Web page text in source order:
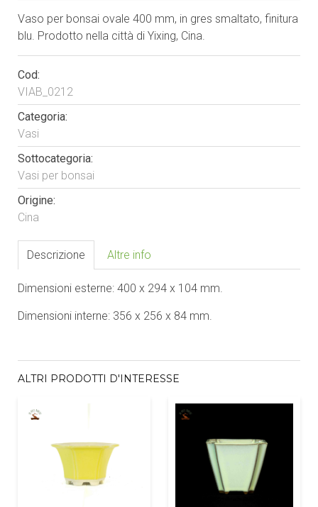
Vaso per bonsai ovale 400 mm, in gres smaltato, finitura
blu. Prodotto nella città di Yixing, Cina.
Cod:
VIAB_0212
Categoria:
Vasi
Sottocategoria:
Vasi per bonsai
Origine:
Cina
Descrizione Altre info
Dimensioni esterne: 400 x 294 x 104 mm.
Dimensioni interne: 356 x 256 x 84 mm.
ALTRI PRODOTTI D'INTERESSE